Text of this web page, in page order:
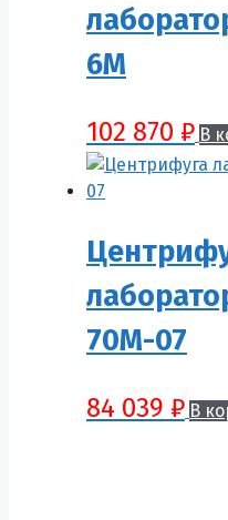
6M
102 870 ₽ В
70M-07
84 039 ₽ В